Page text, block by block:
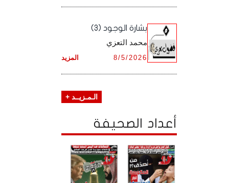
بشارة الوجود (3)
محمد التعزي
المزيد 8/5/2026
الـمـزيــد +
أعداد الصحيفة